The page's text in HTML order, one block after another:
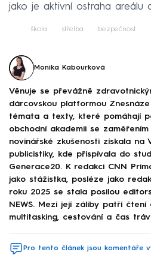
jako je aktivní ostraha areálu
škola střelba bezpečnost
Monika Kabourková
Věnuje se převážně
dárcovskou platformou
témata a texty, které pomáhají
obchodní akademii se
novinářské zkušenosti získala na
publicistiky, kde přispívala do
Generace20. K redakci CNN
jako stážistka, posléze jako
roku 2025 se stala posilou
NEWS. Mezi její záliby patří čtení
multitasking, cestování a čas
Pro tento článek jsou komentáře